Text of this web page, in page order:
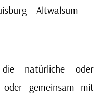
– Altwalsum
natürliche oder
gemeinsam mit